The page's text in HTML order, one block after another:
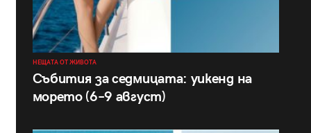
НЕЩАТА ОТ ЖИВОТА
Събития за седмицата: уикенд на
морето (6–9 август)